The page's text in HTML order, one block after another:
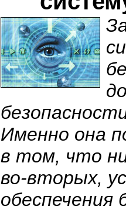
Именно она
в том, что
во-вторых,
обеспечения